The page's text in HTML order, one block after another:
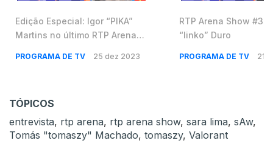
Edição Especial: Igor “PIKA”
Martins no último RTP Arena
PROGRAMA DE TV 25 dez 2023
RTP Arena Show #30
“linko” Duro
PROGRAMA DE TV 21
TÓPICOS
entrevista, rtp arena, rtp arena show, sara lima, sAw,
Tomás "tomaszy" Machado, tomaszy, Valorant